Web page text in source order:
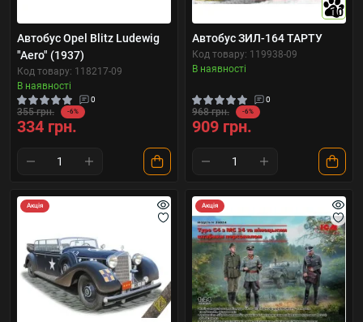
Автобус Opel Blitz Ludewig
"Aero" (1937)
Код товару: 118217-09
В наявності
0
355 грн. -6%
334 грн.
10
Автобус ЗИЛ-164 ТАРТУ
Код товару: 119938-09
В наявності
0
968 грн. -6%
909 грн.
Акція Акція